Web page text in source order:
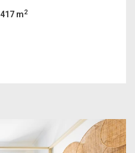
417 m2